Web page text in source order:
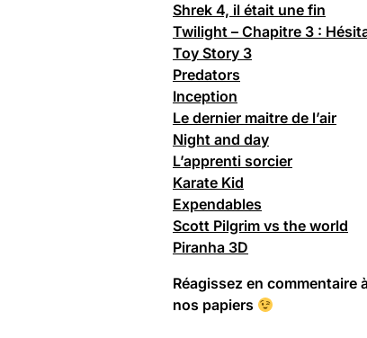
Shrek 4, il était une fin
Twilight – Chapitre 3 :
Toy Story 3
Predators
Inception
Le dernier maitre de l’air
Night and day
L’apprenti sorcier
Karate Kid
Expendables
Scott Pilgrim vs the world
Piranha 3D
Réagissez en
nos papiers